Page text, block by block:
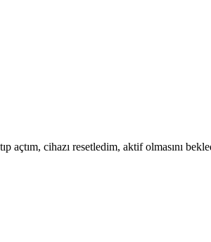
cihazı resetledim, aktif olmasını